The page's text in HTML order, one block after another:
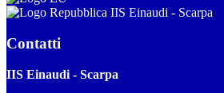
IIS Einaudi - Scarpa
Contatti
IIS Einaudi - Scarpa